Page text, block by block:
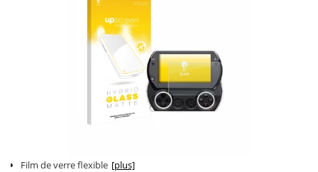
Film de verre flexible [plus]